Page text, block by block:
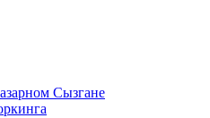
Сызгане